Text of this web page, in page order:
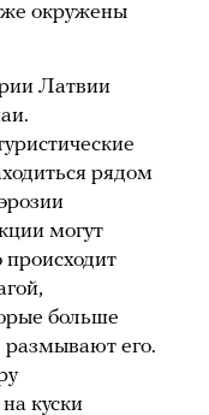
окружены
Латвии
рядом
могут
происходит
больше
размывают его.
куски